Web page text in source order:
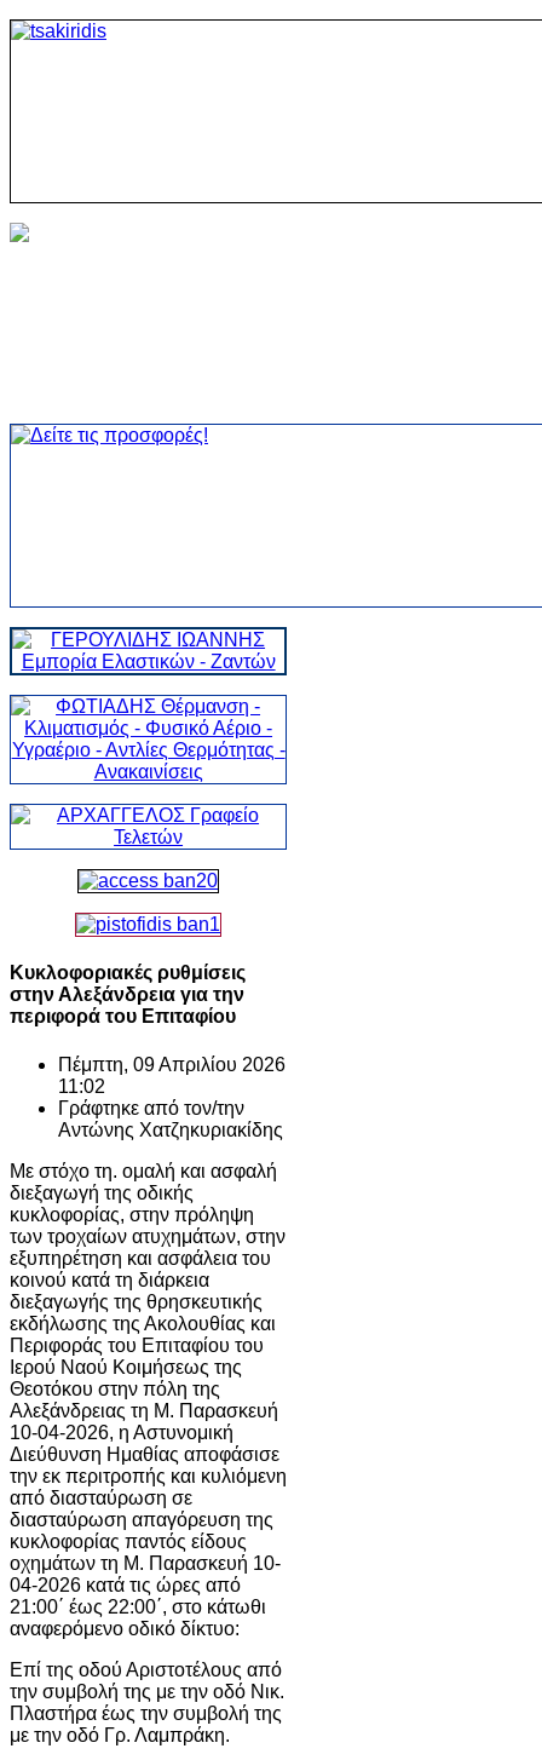
Κυκλοφοριακές ρυθμίσεις
στην Αλεξάνδρεια για την
περιφορά του Επιταφίου
Πέμπτη, 09 Απριλίου 2026
11:02
Γράφτηκε από τον/την
Αντώνης Χατζηκυριακίδης
Με στόχο τη. ομαλή και ασφαλή
διεξαγωγή της οδικής
κυκλοφορίας, στην πρόληψη
των τροχαίων ατυχημάτων, στην
εξυπηρέτηση και ασφάλεια του
κοινού κατά τη διάρκεια
διεξαγωγής της θρησκευτικής
εκδήλωσης της Ακολουθίας και
Περιφοράς του Επιταφίου του
Ιερού Ναού Κοιμήσεως της
Θεοτόκου στην πόλη της
Αλεξάνδρειας τη Μ. Παρασκευή
10-04-2026, η Αστυνομική
Διεύθυνση Ημαθίας αποφάσισε
την εκ περιτροπής και κυλιόμενη
από διασταύρωση σε
διασταύρωση απαγόρευση της
κυκλοφορίας παντός είδους
οχημάτων τη Μ. Παρασκευή 10-
04-2026 κατά τις ώρες από
21:00΄ έως 22:00΄, στο κάτωθι
αναφερόμενο οδικό δίκτυο:
Επί της οδού Αριστοτέλους από
την συμβολή της με την οδό Νικ.
Πλαστήρα έως την συμβολή της
με την οδό Γρ. Λαμπράκη.